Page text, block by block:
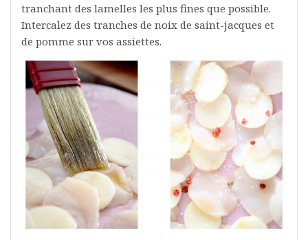
tranchant des lamelles les plus fines que possible.
Intercalez des tranches de noix de saint-jacques et
de pomme sur vos assiettes.